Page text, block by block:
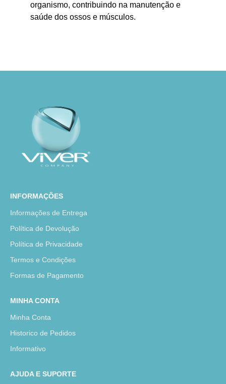
organismo, contribuindo na manutenção e
saúde dos ossos e músculos.
INFORMAÇÕES
Informações de Entrega
Política de Devolução
Política de Privacidade
Termos e Condições
Formas de Pagamento
MINHA CONTA
Minha Conta
Historico de Pedidos
Informativo
AJUDA E SUPORTE